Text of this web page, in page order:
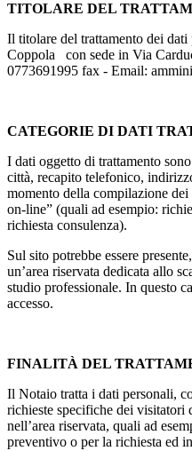
TITOLARE DEL
Il titolare del trattamento dei
Coppola con sede in Via
0773691995 fax - Email:
CATEGORIE DI DATI
I dati oggetto di trattamento
città, recapito telefonico,
momento della compilazione
on-line” (quali ad esempio:
richiesta consulenza).
Sul sito potrebbe essere
un’area riservata dedicata allo
studio professionale. In questo
accesso.
FINALITÀ DEL
Il Notaio tratta i dati personali,
richieste specifiche dei visitatori
nell’area riservata, quali ad
preventivo o per la richiesta ed